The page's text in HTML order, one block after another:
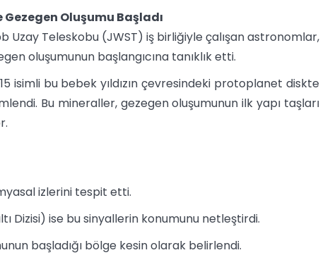
Gezegen Oluşumu Başladı
Uzay Teleskobu (JWST) iş birliğiyle çalışan astronomlar,
oluşumunun başlangıcına tanıklık etti.
isimli bu bebek yıldızın çevresindeki protoplanet diskte
Bu mineraller, gezegen oluşumunun ilk yapı taşları
izlerini tespit etti.
Dizisi) ise bu sinyallerin konumunu netleştirdi.
başladığı bölge kesin olarak belirlendi.